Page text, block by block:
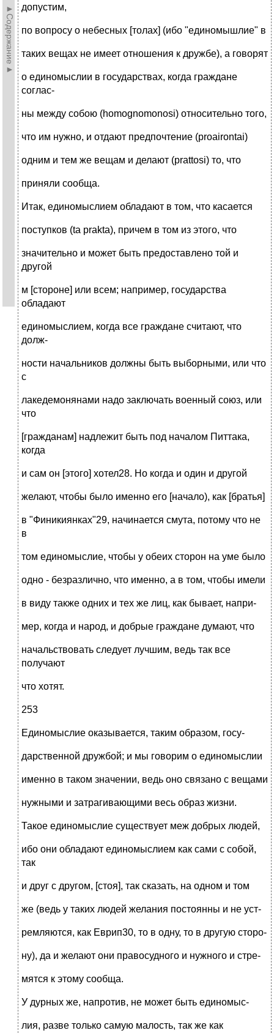
►Содержание►
допустим,
по вопросу о небесных [толах] (ибо "единомышлие" в
таких вещах не имеет отношения к дружбе), а говорят
о единомыслии в государствах, когда граждане
соглас-
ны между собою (homognomonosi) относительно того,
что им нужно, и отдают предпочтение (proairontai)
одним и тем же вещам и делают (prattosi) то, что
приняли сообща.
Итак, единомыслием обладают в том, что касается
поступков (ta prakta), причем в том из этого, что
значительно и может быть предоставлено той и
другой
м [стороне] или всем; например, государства
обладают
единомыслием, когда все граждане считают, что
долж-
ности начальников должны быть выборными, или что
с
лакедемонянами надо заключать военный союз, или
что
[гражданам] надлежит быть под началом Питтака,
когда
и сам он [этого] хотел28. Но когда и один и другой
желают, чтобы было именно его [начало), как [братья]
в "Финикиянках"29, начинается смута, потому что не
в
том единомыслие, чтобы у обеих сторон на уме было
одно - безразлично, что именно, а в том, чтобы имели
в виду также одних и тех же лиц, как бывает, напри-
мер, когда и народ, и добрые граждане думают, что
начальствовать следует лучшим, ведь так все
получают
что хотят.
253
Единомыслие оказывается, таким образом, госу-
дарственной дружбой; и мы говорим о единомыслии
именно в таком значении, ведь оно связано с вещами
нужными и затрагивающими весь образ жизни.
Такое единомыслие существует меж добрых людей,
ибо они обладают единомыслием как сами с собой,
так
и друг с другом, [стоя], так сказать, на одном и том
же (ведь у таких людей желания постоянны и не уст-
ремляются, как Еврип30, то в одну, то в другую сторо-
ну), да и желают они правосудного и нужного и стре-
мятся к этому сообща.
У дурных же, напротив, не может быть единомыс-
лия, разве только самую малость, так же как